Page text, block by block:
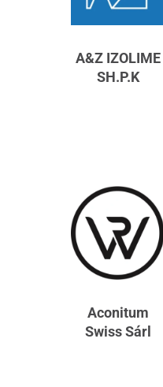
A&Z IZOLIME
SH.P.K
Aconitum
Swiss Sárl